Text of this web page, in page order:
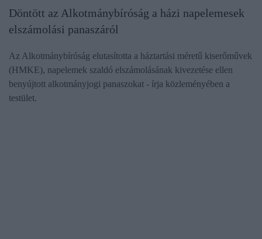
Döntött az Alkotmánybíróság a házi napelemesek
elszámolási panaszáról
Az Alkotmánybíróság elutasította a háztartási méretű kiserőművek
(HMKE), napelemek szaldó elszámolásának kivezetése ellen
benyújtott alkotmányjogi panaszokat - írja közleményében a
testület.